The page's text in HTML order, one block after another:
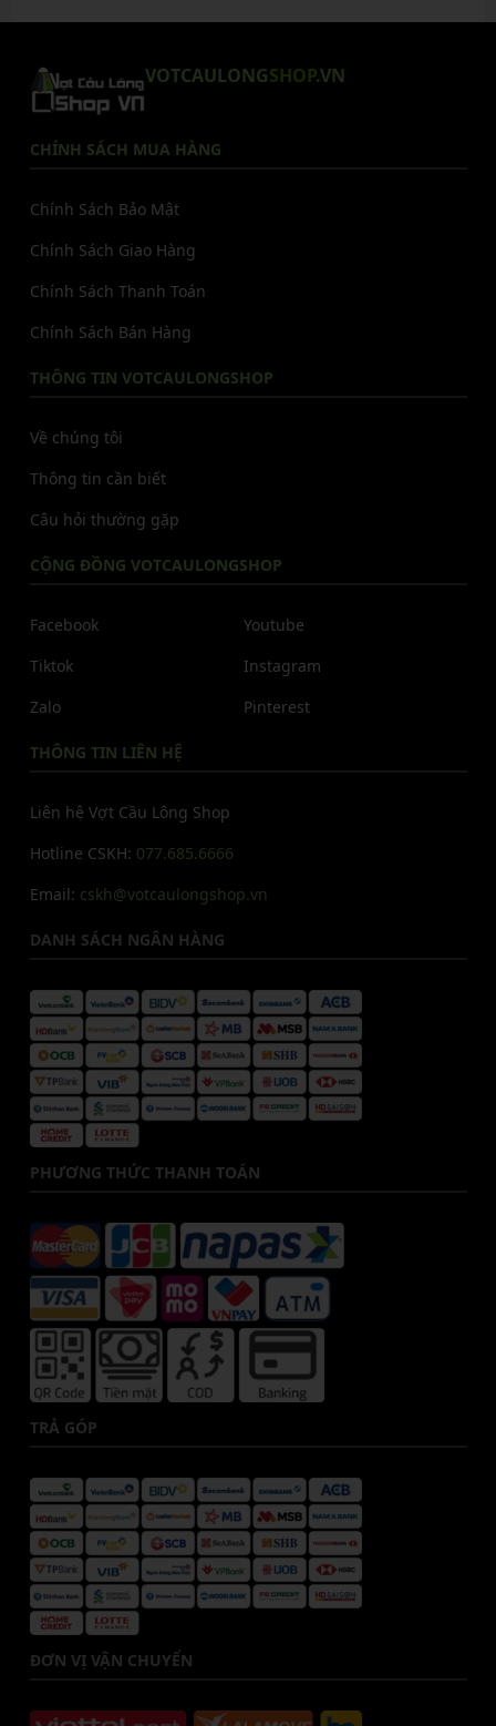
VOTCAULONGSHOP.VN
CHÍNH SÁCH MUA HÀNG
Chính Sách Bảo Mật
Chính Sách Giao Hàng
Chính Sách Thanh Toán
Chính Sách Bán Hàng
THÔNG TIN VOTCAULONGSHOP
Về chúng tôi
Thông tin cần biết
Câu hỏi thường gặp
CỘNG ĐỒNG VOTCAULONGSHOP
Facebook
Tiktok
Zalo
Youtube
Instagram
Pinterest
THÔNG TIN LIÊN HỆ
Liên hệ Vợt Cầu Lông Shop
Hotline CSKH: 077.685.6666
Email: cskh@votcaulongshop.vn
DANH SÁCH NGÂN HÀNG
PHƯƠNG THỨC THANH TOÁN
TRẢ GÓP
ĐƠN VỊ VẬN CHUYỂN